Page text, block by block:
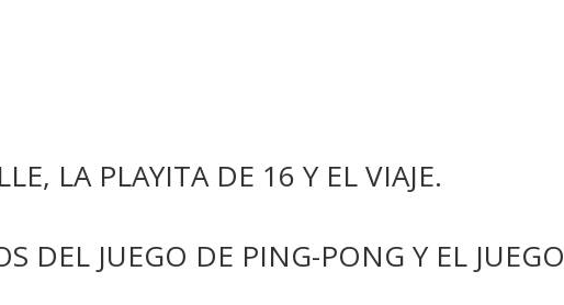
LA PLAYITA DE 16 Y EL VIAJE.
DEL JUEGO DE PING-PONG Y EL JUEGO